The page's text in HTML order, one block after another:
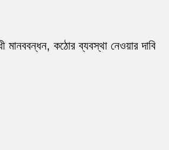
মানববন্ধন, কঠোর ব্যবস্থা নেওয়ার দাবি